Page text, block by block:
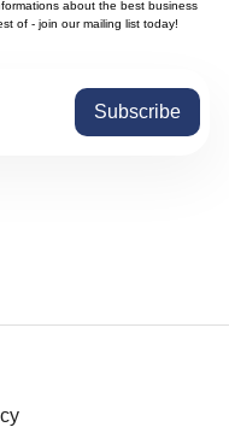
about the best business
of - join our mailing list today!
Subscribe